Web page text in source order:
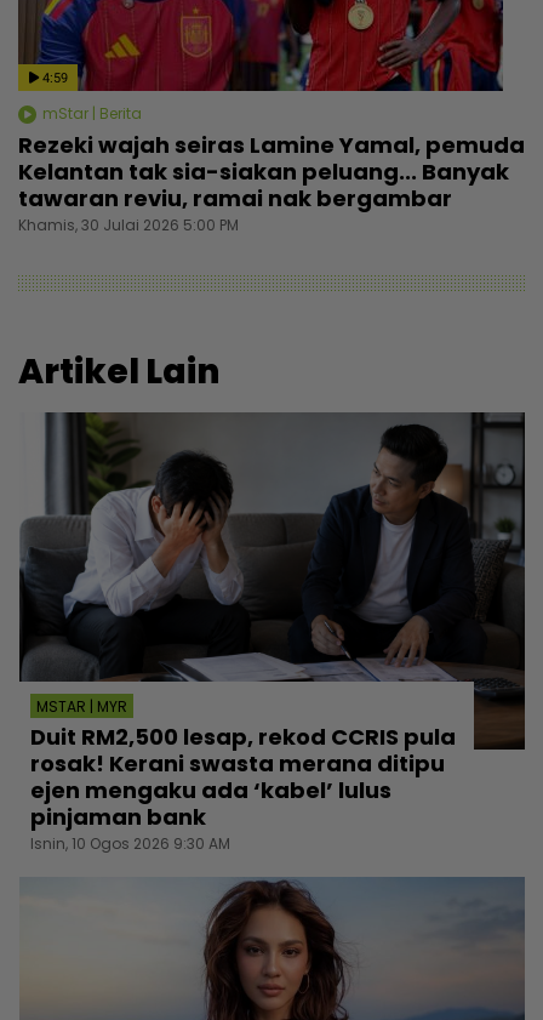
4:59
mStar | Berita
Rezeki wajah seiras Lamine Yamal, pemuda
Kelantan tak sia-siakan peluang... Banyak
tawaran reviu, ramai nak bergambar
Khamis, 30 Julai 2026 5:00 PM
Artikel Lain
MSTAR | MYR
Duit RM2,500 lesap, rekod CCRIS pula
rosak! Kerani swasta merana ditipu
ejen mengaku ada ‘kabel’ lulus
pinjaman bank
Isnin, 10 Ogos 2026 9:30 AM